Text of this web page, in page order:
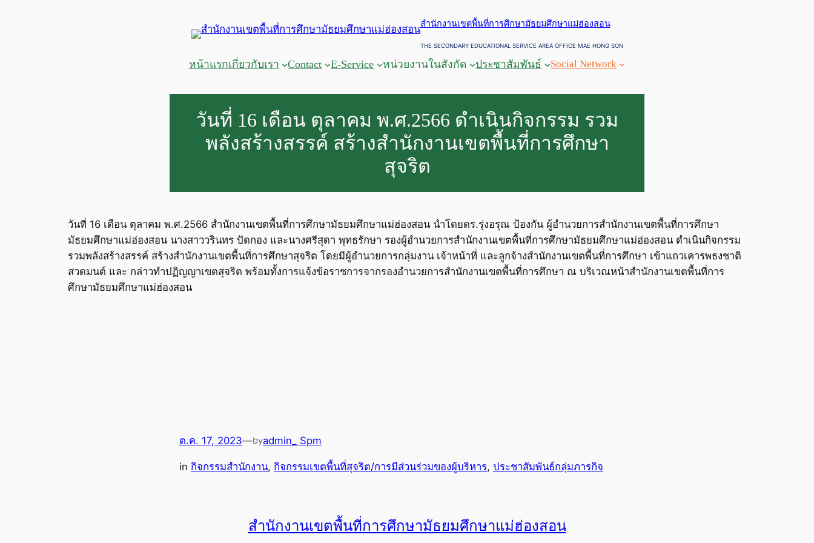
สำนักงานเขตพื้นที่การศึกษามัธยมศึกษาแม่ฮ่องสอน
THE SECONDARY EDUCATIONAL SERVICE AREA OFFICE MAE HONG SON
หน้าแรกเกี่ยวกับเรา Contact E-Service หน่วยงานในสังกัด ประชาสัมพันธ์ Social Network
วันที่ 16 เดือน ตุลาคม พ.ศ.2566 ดำเนินกิจกรรม รวม
พลังสร้างสรรค์ สร้างสำนักงานเขตพื้นที่การศึกษา
สุจริต
วันที่ 16 เดือน ตุลาคม พ.ศ.2566 สำนักงานเขตพื้นที่การศึกษามัธยมศึกษาแม่ฮ่องสอน นำโดยดร.รุ่งอรุณ ป้องกัน ผู้อำนวยการสำนักงานเขตพื้นที่การศึกษา
มัธยมศึกษาแม่ฮ่องสอน นางสาววรินทร ปัดกอง และนางศรีสุดา พุทธรักษา รองผู้อำนวยการสำนักงานเขตพื้นที่การศึกษามัธยมศึกษาแม่ฮ่องสอน ดำเนินกิจกรรม
รวมพลังสร้างสรรค์ สร้างสำนักงานเขตพื้นที่การศึกษาสุจริต โดยมีผู้อำนวยการกลุ่มงาน เจ้าหน้าที่ และลูกจ้างสำนักงานเขตพื้นที่การศึกษา เข้าแถวเคารพธงชาติ
สวดมนต์ และ กล่าวทําปฏิญญาเขตสุจริต พร้อมทั้งการแจ้งข้อราชการจากรองอำนวยการสำนักงานเขตพื้นที่การศึกษา ณ บริเวณหน้าสำนักงานเขตพื้นที่การ
ศึกษามัธยมศึกษาแม่ฮ่องสอน
ต.ค. 17, 2023—byadmin_ Spm
in กิจกรรมสำนักงาน, กิจกรรมเขตพื้นที่สุจริต/การมีส่วนร่วมของผู้บริหาร, ประชาสัมพันธ์กลุ่มภารกิจ
สำนักงานเขตพื้นที่การศึกษามัธยมศึกษาแม่ฮ่องสอน